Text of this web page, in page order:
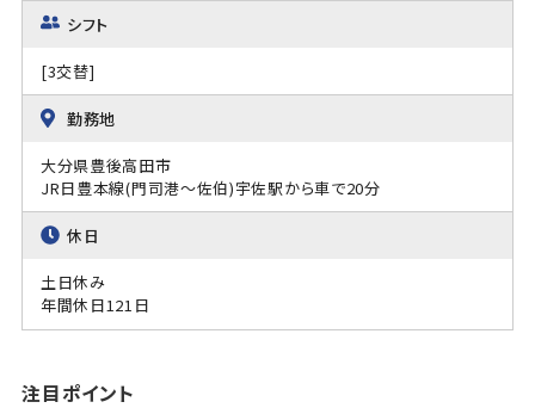
シフト
[3交替]
勤務地
大分県豊後高田市
JR日豊本線(門司港～佐伯)宇佐駅から車で20分
休日
土日休み
年間休日121日
注目ポイント